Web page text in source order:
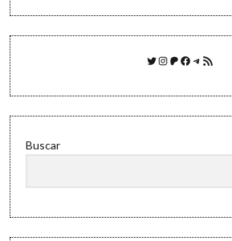
Twitter
Instagram
Patreon
Facebook
Telegram
Feed RSS
Buscar